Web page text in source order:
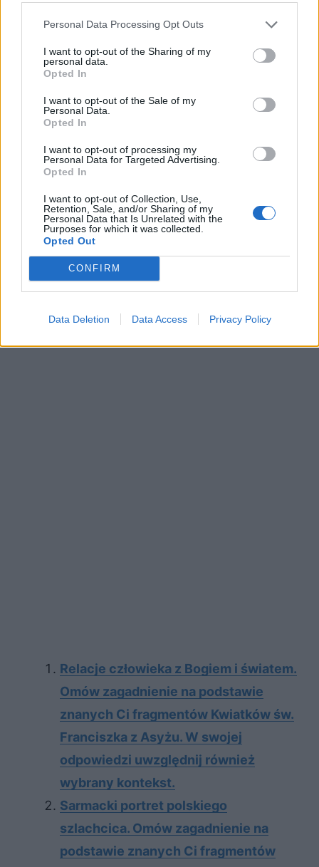
Personal Data Processing Opt Outs
I want to opt-out of the Sharing of my
personal data.
Opted In
I want to opt-out of the Sale of my
Personal Data.
Opted In
I want to opt-out of processing my
Personal Data for Targeted Advertising.
Opted In
I want to opt-out of Collection, Use,
Retention, Sale, and/or Sharing of my
Personal Data that Is Unrelated with the
Purposes for which it was collected.
Opted Out
CONFIRM
Data Deletion Data Access Privacy Policy
Arystotelesa. Wydarzenia rozgrywają się w
ascetycznym klasztorze. Postaci uważają, że
księga Arystotelesa o śmiechu i żartach
mogłaby zaszkodzić kościołowi i promowanej
przez niego postawie moralnej. Eco pokazuje
jednak, że taka postawa jest niewłaściwa i
prowadzi do tragedii. Śmiech i zabawa są
ludzkiego i nie powinno się ich zakazywać.
Asceza nie jest jedyną dobrą drogą dla
człowieka, o czym należy pamiętać.
Relacje człowieka z Bogiem i światem.
Omów zagadnienie na podstawie
znanych Ci fragmentów Kwiatków św.
Franciszka z Asyżu. W swojej
odpowiedzi uwzględnij również
wybrany kontekst.
Sarmacki portret polskiego
szlachcica. Omów zagadnienie na
podstawie znanych Ci fragmentów